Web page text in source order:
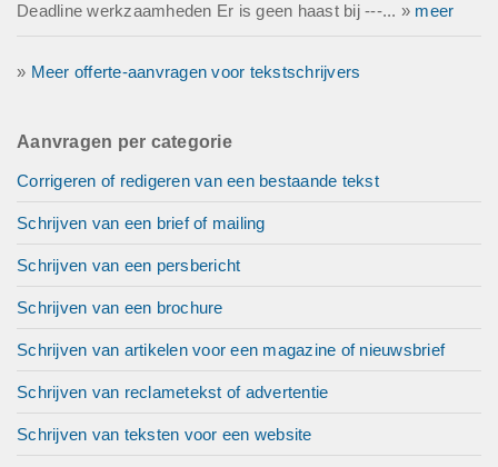
Deadline werkzaamheden Er is geen haast bij ---... » meer
» Meer offerte-aanvragen voor tekstschrijvers
Aanvragen per categorie
Corrigeren of redigeren van een bestaande tekst
Schrijven van een brief of mailing
Schrijven van een persbericht
Schrijven van een brochure
Schrijven van artikelen voor een magazine of nieuwsbrief
Schrijven van reclametekst of advertentie
Schrijven van teksten voor een website